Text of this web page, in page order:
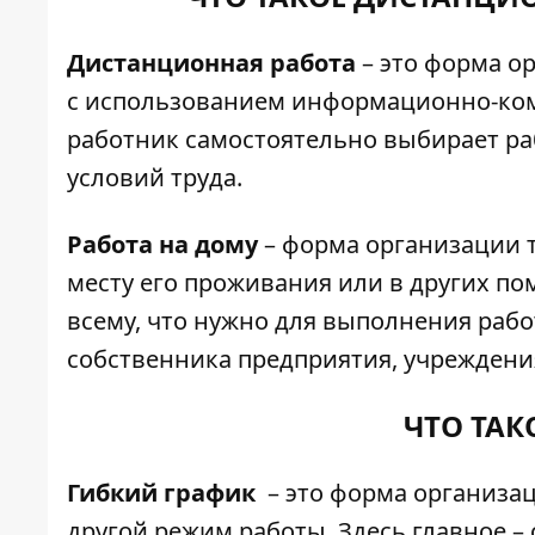
Дистанционная работа – это форма
с использованием информационно-
работник самостоятельно выбирает
условий труда.
Работа на дому– форма организации
месту его проживания или в других
всему, что нужно для выполнения
собственника предприятия,
ЧТО
Гибкий график – это форма